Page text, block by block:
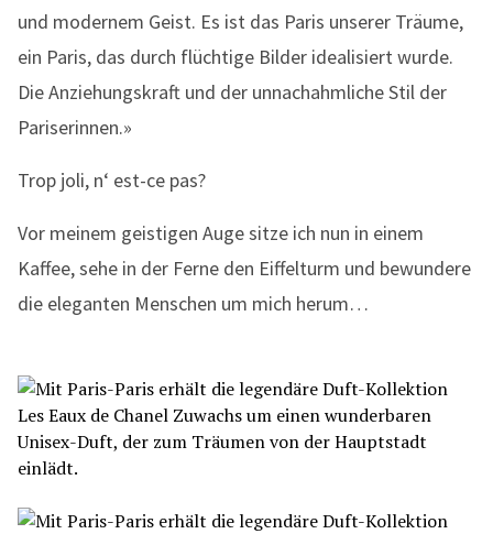
und modernem Geist. Es ist das Paris unserer Träume,
ein Paris, das durch flüchtige Bilder idealisiert wurde.
Die Anziehungskraft und der unnachahmliche Stil der
Pariserinnen.»
Trop joli, n‘ est-ce pas?
Vor meinem geistigen Auge sitze ich nun in einem
Kaffee, sehe in der Ferne den Eiffelturm und bewundere
die eleganten Menschen um mich herum…